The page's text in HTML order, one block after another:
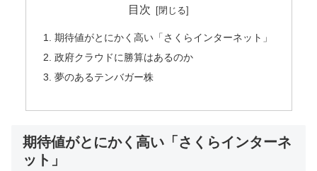
目次
期待値がとにかく高い「さくらインターネット」
政府クラウドに勝算はあるのか
夢のあるテンバガー株
期待値がとにかく高い「さくらインターネ
ット」